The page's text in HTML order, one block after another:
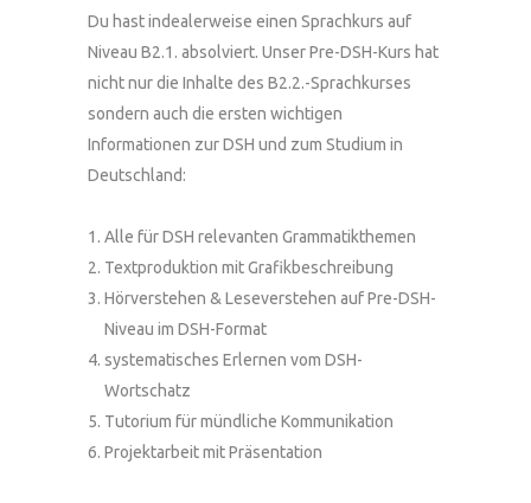
Du hast indealerweise einen Sprachkurs auf
Niveau B2.1. absolviert. Unser Pre-DSH-Kurs hat
nicht nur die Inhalte des B2.2.-Sprachkurses
sondern auch die ersten wichtigen
Informationen zur DSH und zum Studium in
Deutschland:
Alle für DSH relevanten Grammatikthemen
Textproduktion mit Grafikbeschreibung
Hörverstehen & Leseverstehen auf Pre-DSH-
Niveau im DSH-Format
systematisches Erlernen vom DSH-
Wortschatz
Tutorium für mündliche Kommunikation
Projektarbeit mit Präsentation